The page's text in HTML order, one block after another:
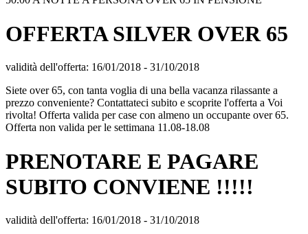
OFFERTA SILVER OVER 65
validità dell'offerta: 16/01/2018 - 31/10/2018
Siete over 65, con tanta voglia di una bella vacanza rilassante a
prezzo conveniente? Contattateci subito e scoprite l'offerta a Voi
rivolta! Offerta valida per case con almeno un occupante over 65.
Offerta non valida per le settimana 11.08-18.08
PRENOTARE E PAGARE
SUBITO CONVIENE !!!!!
validità dell'offerta: 16/01/2018 - 31/10/2018